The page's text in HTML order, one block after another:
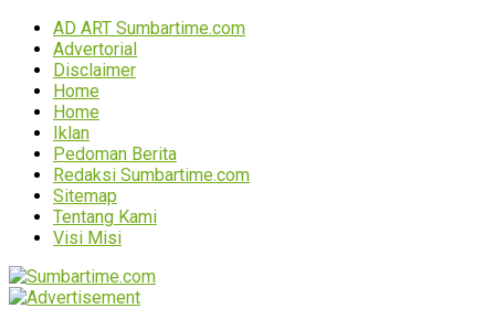
AD ART Sumbartime.com
Advertorial
Disclaimer
Home
Home
Iklan
Pedoman Berita
Redaksi Sumbartime.com
Sitemap
Tentang Kami
Visi Misi